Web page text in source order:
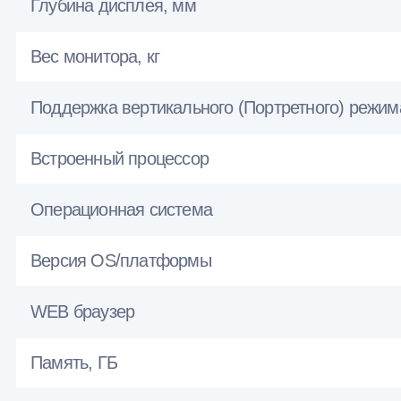
Глубина дисплея, мм
Вес монитора, кг
Поддержка вертикального (Портретного)
Встроенный процессор
Операционная система
Версия OS/платформы
WEB браузер
Память, ГБ